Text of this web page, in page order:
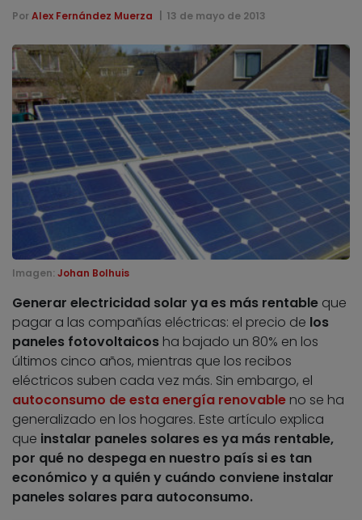
Por Alex Fernández Muerza 13 de mayo de 2013
Imagen: Johan Bolhuis
Generar electricidad solar ya es más rentable que
pagar a las compañías eléctricas: el precio de los
paneles fotovoltaicos ha bajado un 80% en los
últimos cinco años, mientras que los recibos
eléctricos suben cada vez más. Sin embargo, el
autoconsumo de esta energía renovable no se ha
generalizado en los hogares. Este artículo explica
que instalar paneles solares es ya más rentable,
por qué no despega en nuestro país si es tan
económico y a quién y cuándo conviene instalar
paneles solares para autoconsumo.